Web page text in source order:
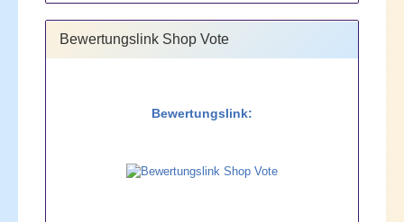
Bewertungslink Shop Vote
Bewertungslink: